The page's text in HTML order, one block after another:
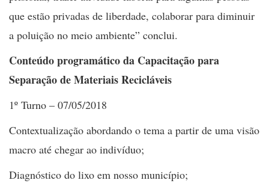
que estão privadas de liberdade, colaborar para diminuir
a poluição no meio ambiente” conclui.
Conteúdo programático da Capacitação para
Separação de Materiais Recicláveis
1º Turno – 07/05/2018
Contextualização abordando o tema a partir de uma visão
macro até chegar ao indivíduo;
Diagnóstico do lixo em nosso município;